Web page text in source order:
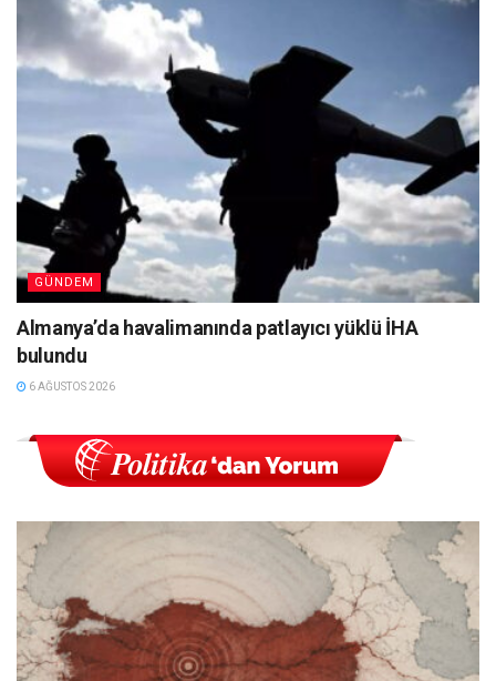
GÜNDEM
Almanya’da havalimanında patlayıcı yüklü İHA
bulundu
6 AĞUSTOS 2026